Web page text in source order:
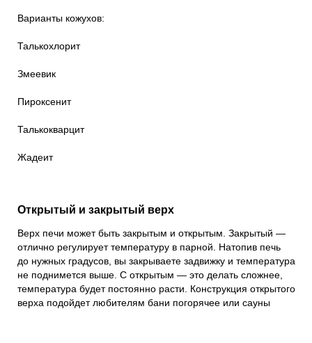
Варианты кожухов:
Талькохлорит
Змеевик
Пироксенит
Талькокварцит
Жадеит
Открытый и закрытый верх
Верх печи может быть закрытым и открытым. Закрытый —
отлично регулирует температуру в парной. Натопив печь
до нужных градусов, вы закрываете задвижку и температура
не поднимется выше. С открытым — это делать сложнее,
температура будет постоянно расти. Конструкция открытого
верха подойдет любителям бани погорячее или сауны